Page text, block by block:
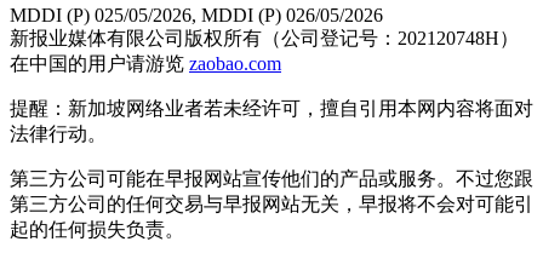
MDDI (P) 025/05/2026, MDDI (P) 026/05/2026
新报业媒体有限公司版权所有（公司登记号：202120748H）
在中国的用户请游览 zaobao.com
提醒：新加坡网络业者若未经许可，擅自引用本网内容将面对
法律行动。
第三方公司可能在早报网站宣传他们的产品或服务。不过您跟
第三方公司的任何交易与早报网站无关，早报将不会对可能引
起的任何损失负责。